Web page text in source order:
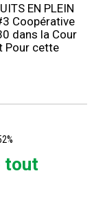
EN PLEIN
Coopérative
dans la Cour
Pour cette
tout